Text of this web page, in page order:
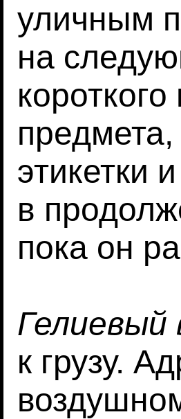
уличным
на
этикетки
в
пока он
к грузу.